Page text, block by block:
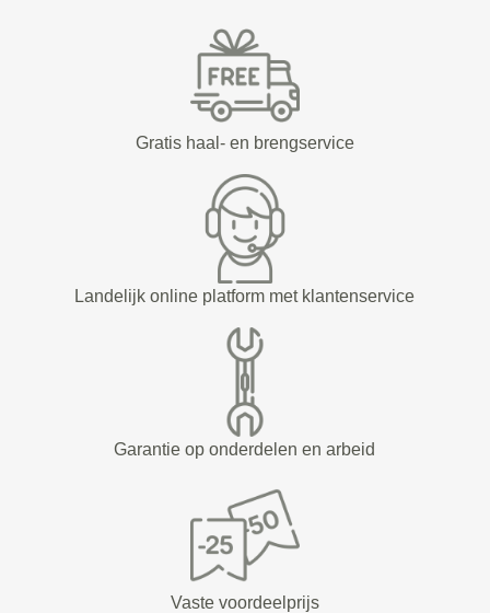
Gratis haal- en brengservice
Landelijk online platform met klantenservice
Garantie op onderdelen en arbeid
Vaste voordeelprijs